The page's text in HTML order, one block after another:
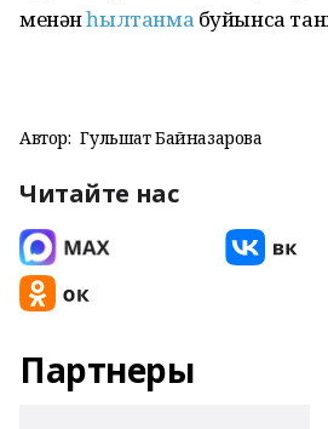
менәнһылтанма буйынса
Автор: Гульшат Байназарова
Читайте нас
Партнеры